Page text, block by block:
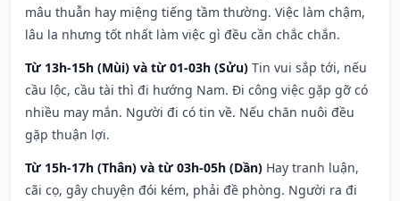
mâu thuẫn hay miệng tiếng tầm thường. Việc làm chậm,
lâu la nhưng tốt nhất làm việc gì đều cần chắc chắn.
Từ 13h-15h (Mùi) và từ 01-03h (Sửu) Tin vui sắp tới, nếu
cầu lộc, cầu tài thì đi hướng Nam. Đi công việc gặp gỡ có
nhiều may mắn. Người đi có tin về. Nếu chăn nuôi đều
gặp thuận lợi.
Từ 15h-17h (Thân) và từ 03h-05h (Dần) Hay tranh luận,
cãi cọ, gây chuyện đói kém, phải đề phòng. Người ra đi